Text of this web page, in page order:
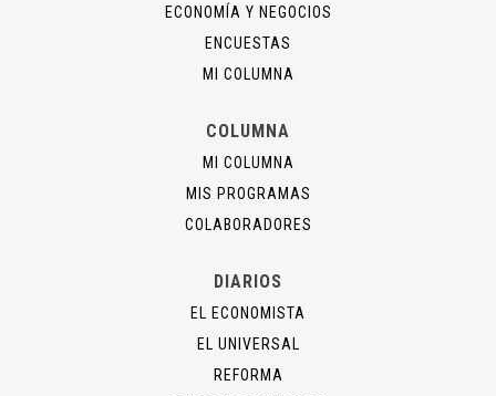
ECONOMÍA Y NEGOCIOS
ENCUESTAS
MI COLUMNA
COLUMNA
MI COLUMNA
MIS PROGRAMAS
COLABORADORES
DIARIOS
EL ECONOMISTA
EL UNIVERSAL
REFORMA